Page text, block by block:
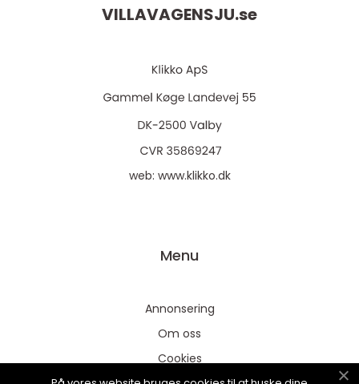
VILLAVAGENSJU.se
web: www.klikko.dk
Menu
Annonsering
Om oss
Cookies